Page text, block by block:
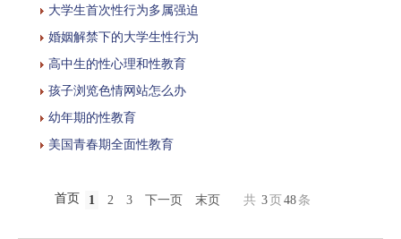
大学生首次性行为多属强迫
婚姻解禁下的大学生性行为
高中生的性心理和性教育
孩子浏览色情网站怎么办
幼年期的性教育
美国青春期全面性教育
首页 1 2 3 下一页 末页 共 3 页 48 条